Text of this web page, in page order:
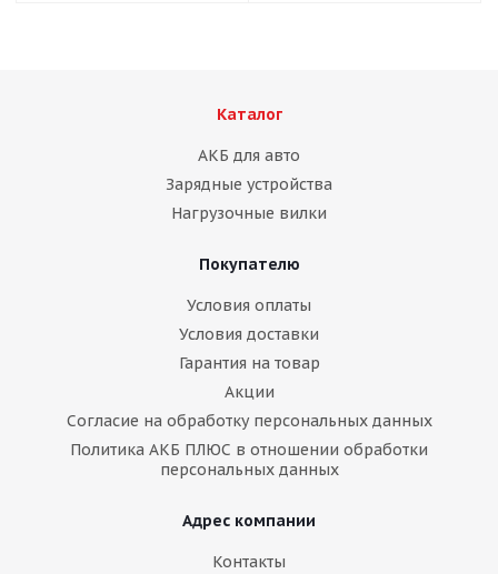
Каталог
АКБ для авто
Зарядные устройства
Нагрузочные вилки
Покупателю
Условия оплаты
Условия доставки
Гарантия на товар
Акции
Согласие на обработку персональных данных
Политика АКБ ПЛЮС в отношении обработки
персональных данных
Адрес компании
Контакты